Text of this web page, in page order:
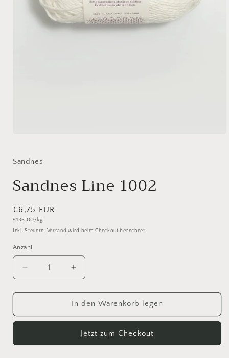
Modal
Sandnes
Sandnes Line 1002
Normaler
Preis
€6,75 EUR
Grundpreis
€135,00/kg
Inkl. Steuern. Versand wird beim Checkout berechnet
Anzahl
Anzahl
Verringere
die
Menge
Sandnes
Erhöhe
die
Menge
für
Sandnes
1002
In den Warenkorb legen
Jetzt zum Checkout